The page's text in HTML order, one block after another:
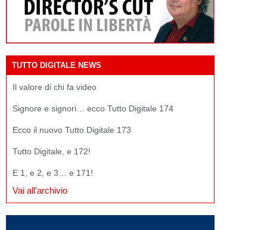
TUTTO DIGITALE NEWS
Il valore di chi fa video
Signore e signori… ecco Tutto Digitale 174
Ecco il nuovo Tutto Digitale 173
Tutto Digitale, e 172!
E 1, e 2, e 3… e 171!
Vai all'archivio